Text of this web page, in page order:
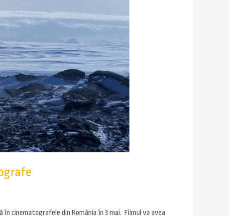
cinematografele din România în 3 mai. Filmul va avea